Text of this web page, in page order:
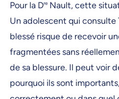
Pour la Dre Nault, cette
Un adolescent qui consulte
blessé risque de recevoir
fragmentées sans
de sa blessure. Il peut voir
pourquoi ils sont